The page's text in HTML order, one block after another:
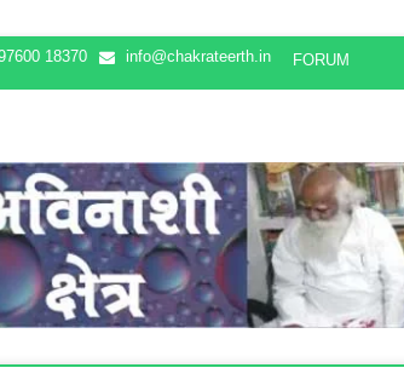
18370 info@chakrateerth.in FORUM